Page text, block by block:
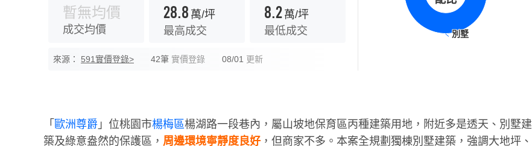
暫無均價
成交均價
28.8 萬/坪
最高成交
8.2 萬/坪
最低成交
來源： 591實價登錄> 42筆 實價登錄 08/01 更新
別墅
別墅
「 歐洲尊爵 」位桃園市楊梅區楊湖路一段巷內，屬山坡地保育區丙種建築用地，附近多是透天、別墅建
築及綠意盎然的保護區， 周邊環境寧靜度良好 ，但商家不多。本案全規劃獨棟別墅建築，強調大地坪、